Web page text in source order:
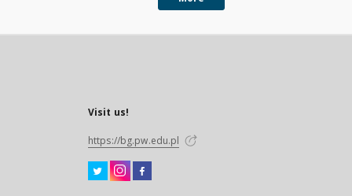
siedliska rolniczego i
Visit us!
https://bg.pw.edu.pl